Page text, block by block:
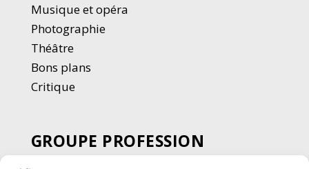
Musique et opéra
Photographie
Théâtre
Bons plans
Critique
GROUPE PROFESSION
SPECTACLE